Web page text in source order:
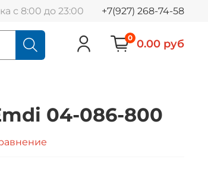
с 8:00 до 23:00 +7(927) 268-74-58
0 0.00 руб
04-086-800